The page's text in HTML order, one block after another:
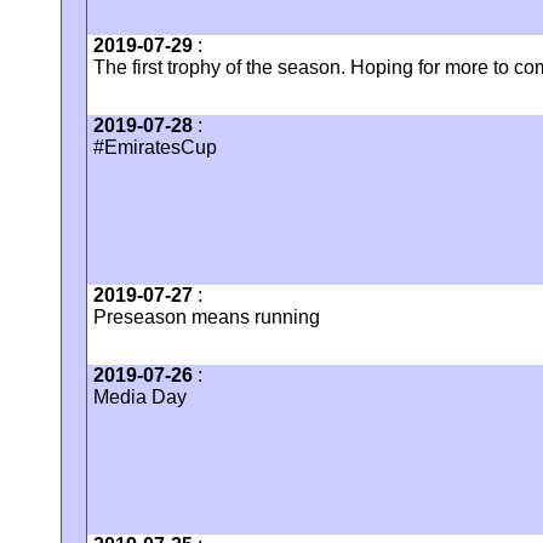
2019-07-29 :
The first trophy of the season. Hoping for more to
2019-07-28 :
#EmiratesCup
2019-07-27 :
Preseason means running
2019-07-26 :
Media Day